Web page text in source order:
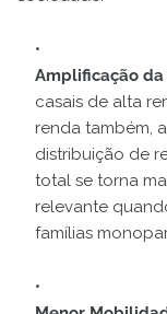
Amplificação
casais de alta
renda também,
distribuição de
total se torna
relevante
famílias